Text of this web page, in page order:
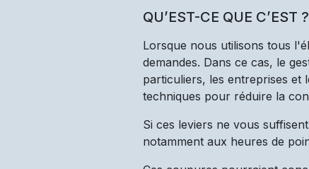
QU’EST-CE QUE C’EST
Lorsque nous utilisons tous
demandes. Dans ce cas, le
particuliers, les entreprises et
techniques pour réduire la
Si ces leviers ne vous
notamment aux heures de